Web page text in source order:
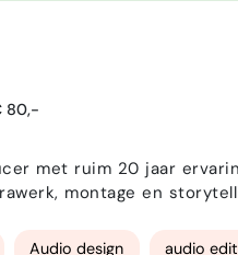
80,-
met ruim 20 jaar
montage en
voice over/stemact…
Audio design audio